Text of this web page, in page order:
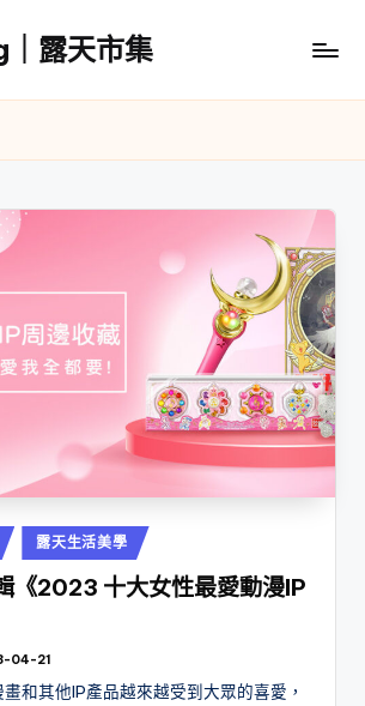
露天市集
露天生活美學
《2023 十大女性最愛動漫IP
04-21
和其他IP產品越來越受到大眾的喜愛，